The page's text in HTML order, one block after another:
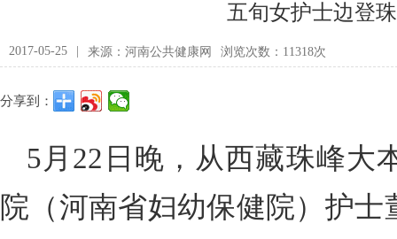
五旬女护士边登
2017-05-25 来源：河南公共健康网 浏览次数：11318次
分享到：
5月22日晚，从西藏珠峰大
院（河南省妇幼保健院）护